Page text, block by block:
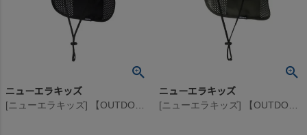
ニューエラキッズ ニューエラキッズ